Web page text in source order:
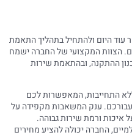
היום ולהתחיל בתהליך התאמת
הצוות המקצועי של החברה ישמח
ההתקנה, ובהתאמת שירות
התחייבות, המאפשרות לכם
עבורכם. ענק המשאבות מקפידה על
איכות ורמת שירות גבוהה.
החברה יכולה להציע מחירים